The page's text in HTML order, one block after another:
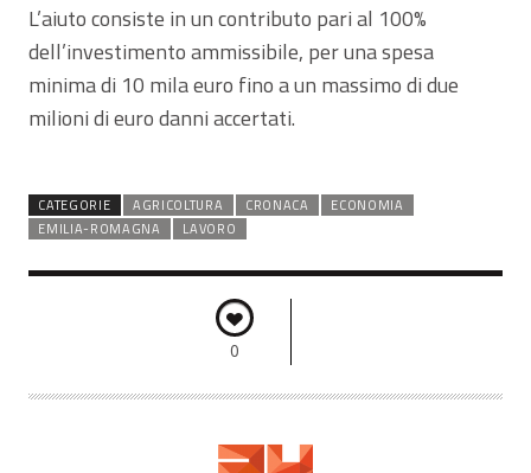
L’aiuto consiste in un contributo pari al 100%
dell’investimento ammissibile, per una spesa
minima di 10 mila euro fino a un massimo di due
milioni di euro danni accertati.
CATEGORIE AGRICOLTURA CRONACA
ECONOMIA
EMILIA-ROMAGNA
LAVORO
0